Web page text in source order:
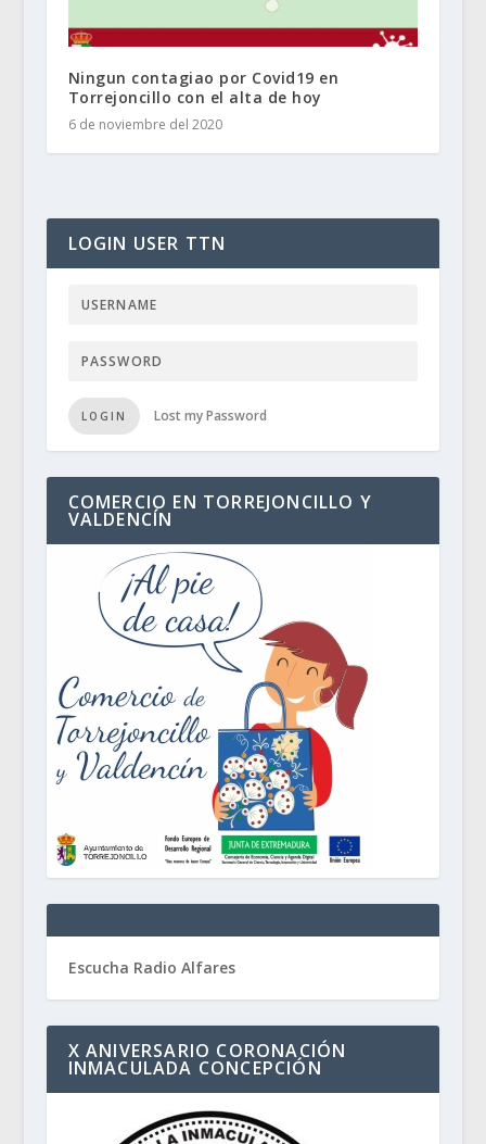
Ningun contagiao por Covid19 en
Torrejoncillo con el alta de hoy
6 de noviembre del 2020
LOGIN USER TTN
LOGIN Lost my Password
COMERCIO EN TORREJONCILLO Y
VALDENCÍN
Escucha Radio Alfares
X ANIVERSARIO CORONACIÓN
INMACULADA CONCEPCIÓN